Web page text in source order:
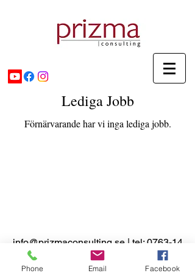
Lediga Jobb
Förnärvarande har vi inga lediga jobb.
info@prizmaconsulting.se| tel:0763-14
Besöksadress Pontus
Wiknersgatan 3, 411 32 Göteborg
Phone Email Facebook